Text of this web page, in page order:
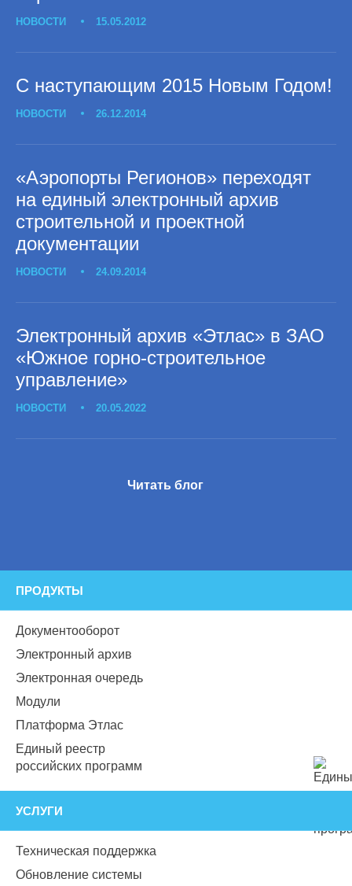
НОВОСТИ 15.05.2012
С наступающим 2015 Новым Годом!
НОВОСТИ 26.12.2014
«Аэропорты Регионов» переходят
на единый электронный архив
строительной и проектной
документации
НОВОСТИ 24.09.2014
Электронный архив «Этлас» в ЗАО
«Южное горно-строительное
управление»
НОВОСТИ 20.05.2022
Читать блог
ПРОДУКТЫ
Документооборот
Электронный архив
Электронная очередь
Модули
Платформа Этлас
Единый реестр
российских программ
УСЛУГИ
Техническая поддержка
Обновление системы